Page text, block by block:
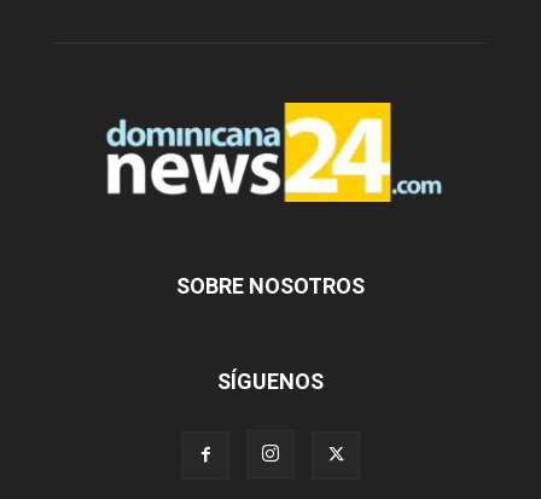
SOBRE NOSOTROS
SÍGUENOS